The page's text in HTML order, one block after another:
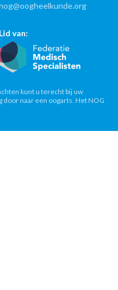
Lid van:
kunt u terecht bij uw
naar een oogarts. Het NOG